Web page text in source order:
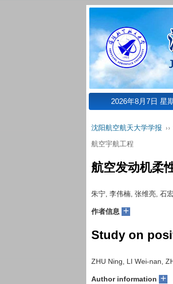
2026年8月7日 星
沈阳航空航天大学学报 ››
航空宇航工程
航空发动机柔
朱宁, 李伟楠, 张维亮, 石
作者信息 +
Study on
ZHU Ning, LI Wei-nan,
Author information +